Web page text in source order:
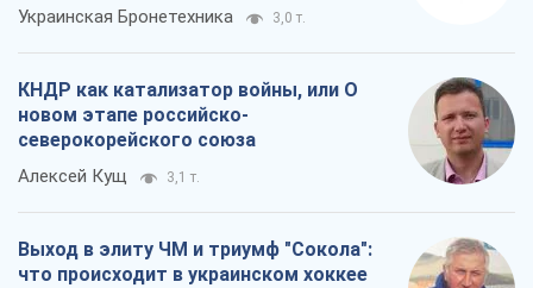
Украинская Бронетехника 3,0 т.
КНДР как катализатор войны, или О
новом этапе российско-
северокорейского союза
Алексей Кущ 3,1 т.
Выход в элиту ЧМ и триумф "Сокола":
что происходит в украинском хоккее